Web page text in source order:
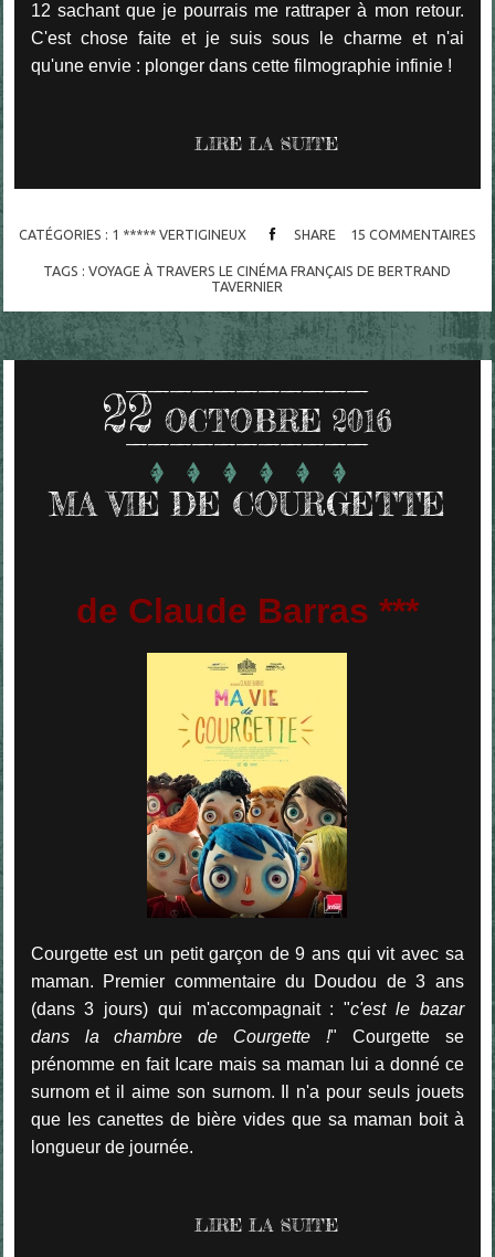
12 sachant que je pourrais me rattraper à mon retour.
C'est chose faite et je suis sous le charme et n'ai
qu'une envie : plonger dans cette filmographie infinie !
LIRE LA SUITE
CATÉGORIES : 1 ***** VERTIGINEUX SHARE 15 COMMENTAIRES
TAGS :VOYAGE À TRAVERS LE CINÉMA FRANÇAIS DE BERTRAND
TAVERNIER
22 OCTOBRE 2016
MA VIE DE COURGETTE
de Claude Barras ***
Courgette est un petit garçon de 9 ans qui vit avec sa
maman. Premier commentaire du Doudou de 3 ans
(dans 3 jours) qui m'accompagnait : "c'est le bazar
dans la chambre de Courgette !" Courgette se
prénomme en fait Icare mais sa maman lui a donné ce
surnom et il aime son surnom. Il n'a pour seuls jouets
que les canettes de bière vides que sa maman boit à
longueur de journée.
LIRE LA SUITE